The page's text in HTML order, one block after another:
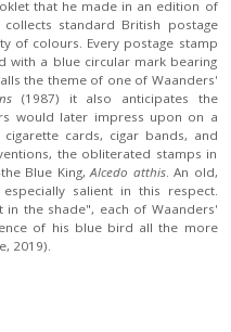
that he made in an edition of
standard British postage
of colours. Every postage stamp
with a blue circular mark bearing
the theme of one of Waanders'
(1987) it also anticipates the
would later impress upon on a
cards, cigar bands, and
the obliterated stamps in
Blue King,Alcedo atthis. An old,
salient in this respect.
in the shade", each of Waanders'
of his blue bird all the more
2019).